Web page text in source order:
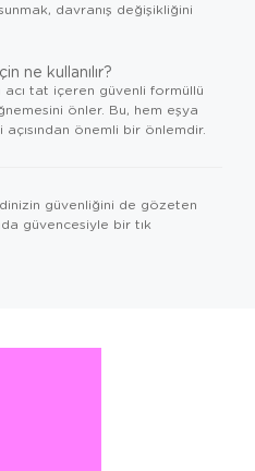
davranış değişikliğini
ne kullanılır?
tat içeren güvenli formüllü
önler. Bu, hem eşya
önemli bir önlemdir.
güvenliğini de gözeten
güvencesiyle bir tık